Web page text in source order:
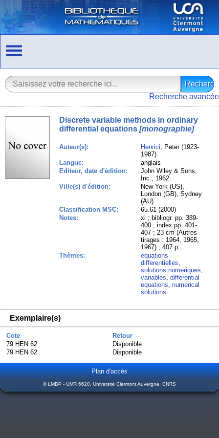
Recherche avancée
Discrete variable methods in ordinary
differential equations[monographie]
Auteur(s): Henrici, Peter (1923-
1987)
Langue:
anglais
Editeur, date d'édition:
John Wiley & Sons,
Inc., 1962
Ville(s) d'édition:
New York (US),
London (GB), Sydney
(AU)
Classification MSC:
65.61 (2000)
Notes:
xi ; bibliogr. pp. 389-
400 ; index pp. 401-
407 ; 23 cm (Autres
tirages : 1964, 1965,
1967) ; 407 p.
Thèmes:
equations
differentielles,
solutions numeriques,
variables,differential
equations,numerical
solutions
Exemplaire(s)
Cote
Retour
79 HEN 62
Disponible
79 HEN 62
Disponible
Plan d'accès
© LMBP - UMR 6620, Université Clermont Auvergne, CNRS